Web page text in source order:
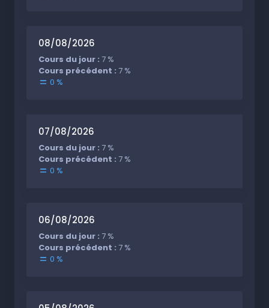
08/08/2026
Cours du jour : 7 %
Cours précédent : 7 %
0 %
07/08/2026
Cours du jour : 7 %
Cours précédent : 7 %
0 %
06/08/2026
Cours du jour : 7 %
Cours précédent : 7 %
0 %